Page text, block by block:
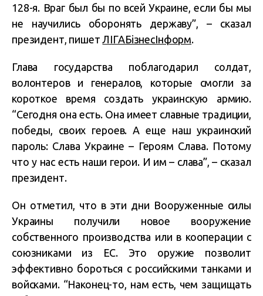
128-я. Враг был бы по всей Украине, если бы мы
не научились оборонять державу”, – сказал
президент, пишетЛІГАБізнесІнформ.
Глава государства поблагодарил солдат,
волонтеров и генералов, которые смогли за
короткое время создать украинскую армию.
“Сегодня она есть. Она имеет славные традиции,
победы, своих героев. А еще наш украинский
пароль: Слава Украине – Героям Слава. Потому
что у нас есть наши герои. И им – слава”, – сказал
президент.
Он отметил, что в эти дни Вооруженные силы
Украины получили новое вооружение
собственного производства или в кооперации с
союзниками из ЕС. Это оружие позволит
эффективно бороться с российскими танками и
войсками. “Наконец-то, нам есть, чем защищать